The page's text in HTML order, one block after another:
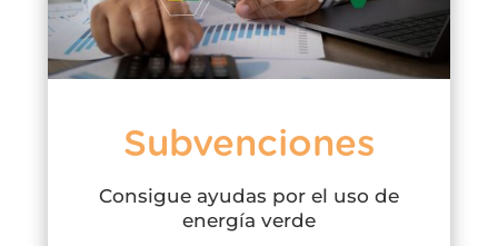
Subvenciones
Consigue ayudas por el uso de
energía verde